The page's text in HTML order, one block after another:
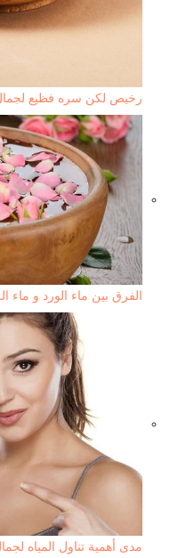
رخيص لكن سره فظيع
الفرق بين ماء الورد و ماء
مدى أهمية تناول المياه